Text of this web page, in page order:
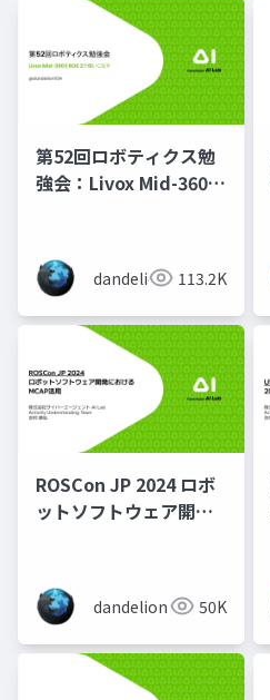
第52回ロボティクス勉
強会：Livox Mid-360を
dandelion 113.2K
ROSCon JP 2024 ロボ
ットソフトウェア開発
dandelion 50K